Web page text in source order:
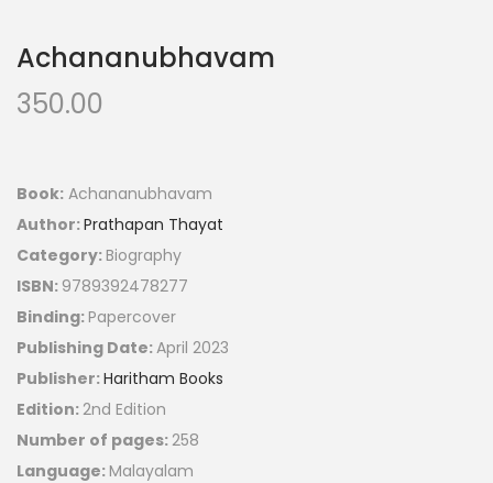
Achananubhavam
350.00
Book: Achananubhavam
Author:Prathapan Thayat
Category: Biography
ISBN: 9789392478277
Binding: Papercover
Publishing Date:April 2023
Publisher:Haritham Books
Edition:2nd Edition
Number of pages:258
Language: Malayalam